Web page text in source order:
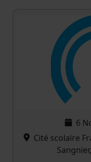
6
Cité scolaire